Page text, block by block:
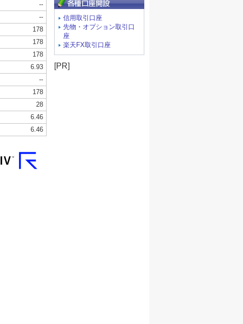
信用取引口座
先物・オプション取引口
座
楽天FX取引口座
[PR]